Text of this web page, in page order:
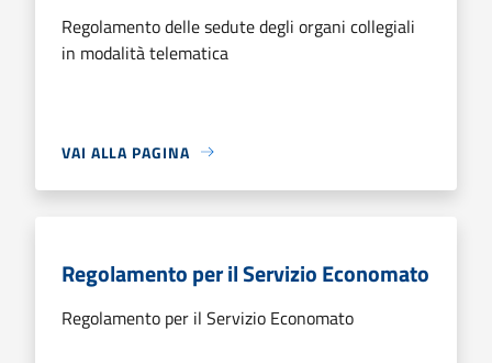
Regolamento delle sedute degli organi collegiali
in modalità telematica
VAI ALLA PAGINA
Regolamento per il Servizio Economato
Regolamento per il Servizio Economato